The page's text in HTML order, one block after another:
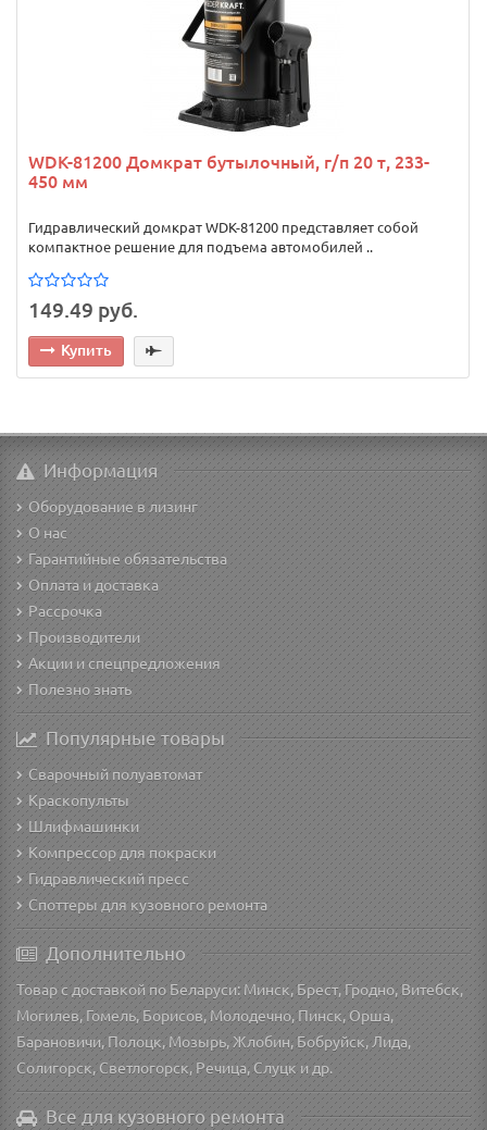
WDK-81200 Домкрат бутылочный, г/п 20 т, 233-
450 мм
Гидравлический домкрат WDK-81200 представляет собой
компактное решение для подъема автомобилей ..
149.49 руб.
Купить
Информация
Оборудование в лизинг
О нас
Гарантийные обязательства
Оплата и доставка
Рассрочка
Производители
Акции и спецпредложения
Полезно знать
Популярные товары
Сварочный полуавтомат
Краскопульты
Шлифмашинки
Компрессор для покраски
Гидравлический пресс
Споттеры для кузовного ремонта
Дополнительно
Товар с доставкой по Беларуси: Минск, Брест, Гродно, Витебск,
Могилев, Гомель, Борисов, Молодечно, Пинск, Орша,
Барановичи, Полоцк, Мозырь, Жлобин, Бобруйск, Лида,
Солигорск, Светлогорск, Речица, Слуцк и др.
Все для кузовного ремонта